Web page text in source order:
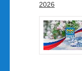
2026